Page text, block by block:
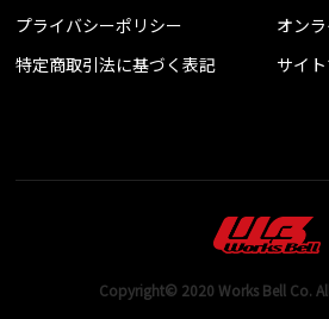
プライバシーポリシー
オン
特定商取引法に基づく表記
サイ
Copyright© 2020 Works Bell Co.